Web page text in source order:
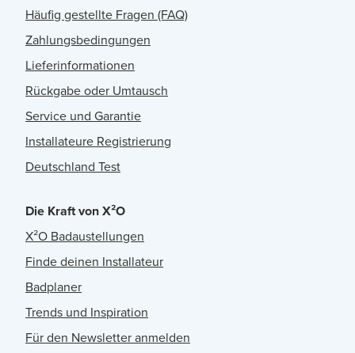
Häufig gestellte Fragen (FAQ)
Zahlungsbedingungen
Lieferinformationen
Rückgabe oder Umtausch
Service und Garantie
Installateure Registrierung
Deutschland Test
Die Kraft von X²O
X²O Badaustellungen
Finde deinen Installateur
Badplaner
Trends und Inspiration
Für den Newsletter anmelden